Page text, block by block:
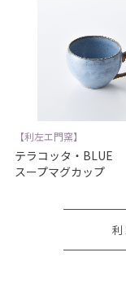
【利左エ門窯】
テラコッタ・BLUE
スープマグカップ